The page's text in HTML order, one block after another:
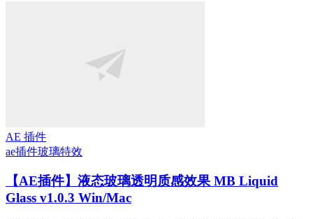
AE 插件
ae插件玻璃特效
【AE插件】液态玻璃透明质感效果 MB Liquid
Glass v1.0.3 Win/Mac